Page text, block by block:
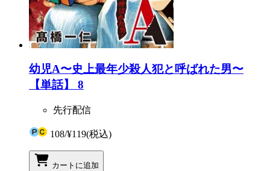
幼児A〜史上最年少殺人犯と呼ばれた男〜
【単話】 8
先行配信
108/¥119(税込)
カートに追加